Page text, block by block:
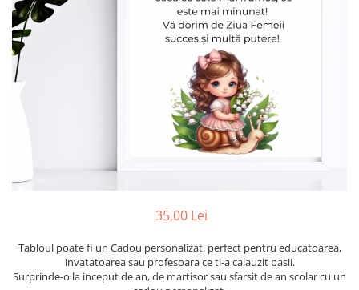
Cadouri barbati
Seturi cadou barbati
Seturi cadou barbati portofel si curea
Caciuli copii
Cadouri craciun copii
Colectia Disney
Etichete scolare
Sepci personalizate
Bannere personalizate scoli si gradinite
Agende si caiete personalizate
35,00 Lei
Tabloul poate fi un Cadou personalizat, perfect pentru educatoarea,
invatatoarea sau profesoara ce ti-a calauzit pasii.
Surprinde-o la inceput de an, de martisor sau sfarsit de an scolar cu un